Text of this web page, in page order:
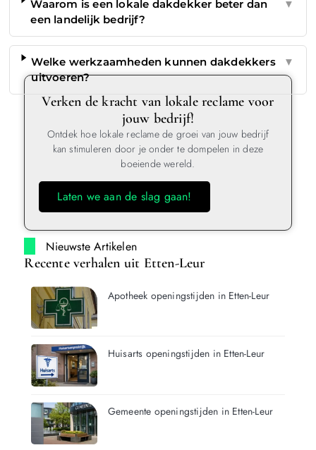
Waarom is een lokale dakdekker beter dan
een landelijk bedrijf?
▼
Welke werkzaamheden kunnen dakdekkers
uitvoeren?
▼
Verken de kracht van lokale reclame voor
jouw bedrijf!
Ontdek hoe lokale reclame de groei van jouw bedrijf
kan stimuleren door je onder te dompelen in deze
boeiende wereld.
Laten we aan de slag gaan!
Nieuwste Artikelen
Recente verhalen uit Etten-Leur
Apotheek openingstijden in Etten-Leur
Huisarts openingstijden in Etten-Leur
Gemeente openingstijden in Etten-Leur